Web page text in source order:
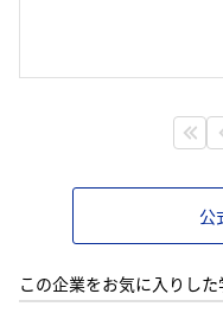
公
この企業をお気に入りし